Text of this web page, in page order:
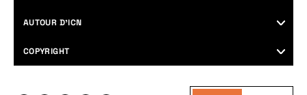
Career center
Recherche
Devenir partenaire
Futurs étudiants
Entreprises
AUTOUR D’ICN
Agenda
Soutenir ICN
COPYRIGHT